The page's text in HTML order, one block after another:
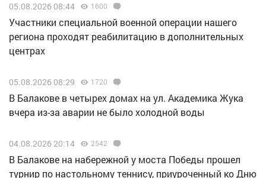
05.08.2026 08:44 1600
Участники специальной военной операции нашего
региона проходят реабилитацию в дополнительных
центрах
05.08.2026 08:29 1720
В Балакове в четырех домах на ул. Академика Жука
вчера из-за аварии не было холодной воды
04.08.2026 20:14 2542
В Балакове на набережной у моста Победы прошел
турнир по настольному теннису, приуроченный ко Дню